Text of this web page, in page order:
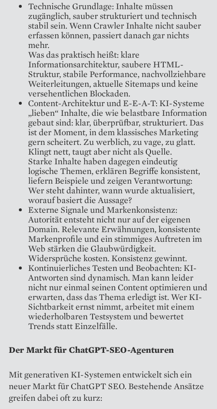
Technische Grundlage: Inhalte müssen
zugänglich, sauber strukturiert und technisch
stabil sein. Wenn Crawler Inhalte nicht sauber
erfassen können, passiert danach gar nichts
mehr.
Was das praktisch heißt: klare
Informationsarchitektur, saubere HTML-
Struktur, stabile Performance, nachvollziehbare
Weiterleitungen, aktuelle Sitemaps und keine
versehentlichen Blockaden.
Content-Architektur und E-E-A-T: KI-Systeme
„lieben“ Inhalte, die wie belastbare Information
gebaut sind: klar, überprüfbar, strukturiert. Das
ist der Moment, in dem klassisches Marketing
gern scheitert. Zu werblich, zu vage, zu glatt.
Klingt nett, taugt aber nicht als Quelle.
Starke Inhalte haben dagegen eindeutig
logische Themen, erklären Begriffe konsistent,
liefern Beispiele und zeigen Verantwortung:
Wer steht dahinter, wann wurde aktualisiert,
worauf basiert die Aussage?
Externe Signale und Markenkonsistenz:
Autorität entsteht nicht nur auf der eigenen
Domain. Relevante Erwähnungen, konsistente
Markenprofile und ein stimmiges Auftreten im
Web stärken die Glaubwürdigkeit.
Widersprüche kosten. Konsistenz gewinnt.
Kontinuierliches Testen und Beobachten: KI-
Antworten sind dynamisch. Man kann leider
nicht nur einmal seinen Content optimieren und
erwarten, dass das Thema erledigt ist. Wer KI-
Sichtbarkeit ernst nimmt, arbeitet mit einem
wiederholbaren Testsystem und bewertet
Trends statt Einzelfälle.
Der Markt für ChatGPT-SEO-Agenturen
Mit generativen KI-Systemen entwickelt sich ein
neuer Markt für ChatGPT SEO. Bestehende Ansätze
greifen dabei oft zu kurz: